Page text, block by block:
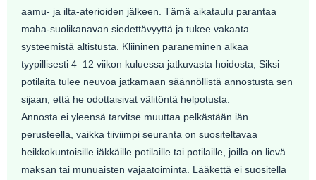
aamu- ja ilta-aterioiden jälkeen. Tämä aikataulu parantaa
maha-suolikanavan siedettävyyttä ja tukee vakaata
systeemistä altistusta. Kliininen paraneminen alkaa
tyypillisesti 4–12 viikon kuluessa jatkuvasta hoidosta; Siksi
potilaita tulee neuvoa jatkamaan säännöllistä annostusta sen
sijaan, että he odottaisivat välitöntä helpotusta.
Annosta ei yleensä tarvitse muuttaa pelkästään iän
perusteella, vaikka tiiviimpi seuranta on suositeltavaa
heikkokuntoisille iäkkäille potilaille tai potilaille, joilla on lievä
maksan tai munuaisten vajaatoiminta. Lääkettä ei suositella